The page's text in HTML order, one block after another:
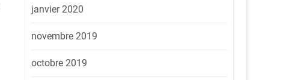
janvier 2020
novembre 2019
octobre 2019